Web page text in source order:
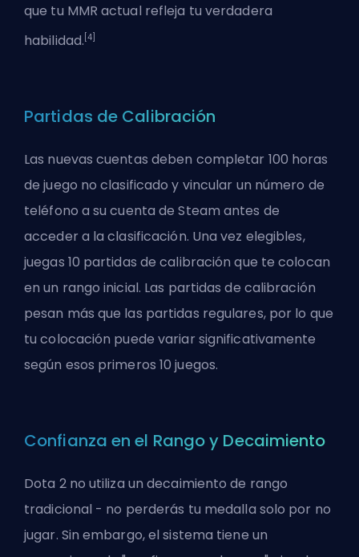
que tu MMR actual refleja tu verdadera
habilidad. [4]
Partidas de Calibración
Las nuevas cuentas deben completar 100 horas
de juego no clasificado y vincular un número de
teléfono a su cuenta de Steam antes de
acceder a la clasificación. Una vez elegibles,
juegas 10 partidas de calibración que te colocan
en un rango inicial. Las partidas de calibración
pesan más que las partidas regulares, por lo que
tu colocación puede variar significativamente
según esos primeros 10 juegos.
Confianza en el Rango y Decaimiento
Dota 2 no utiliza un decaimiento de rango
tradicional - no perderás tu medalla solo por no
jugar. Sin embargo, el sistema tiene un